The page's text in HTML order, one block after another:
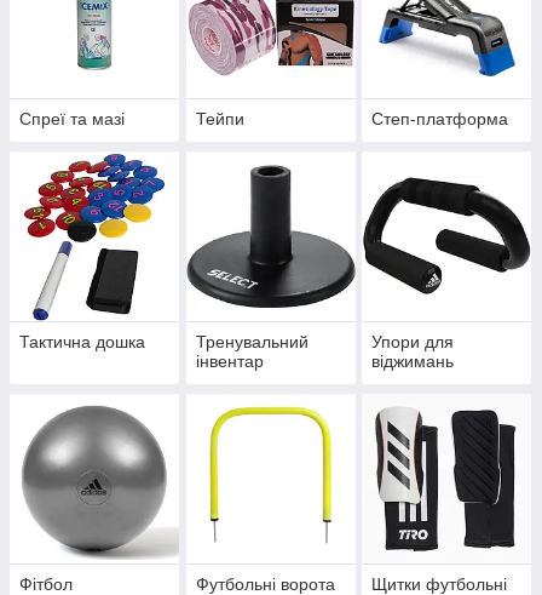
Спреї та мазі Тейпи Степ-платформа
Тактична дошка
Тренувальний
інвентар
Упори для
віджимань
Фітбол Футбольні ворота Щитки футбольні